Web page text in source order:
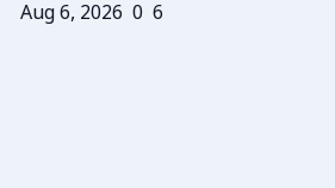
Aug 6, 2026 0 6